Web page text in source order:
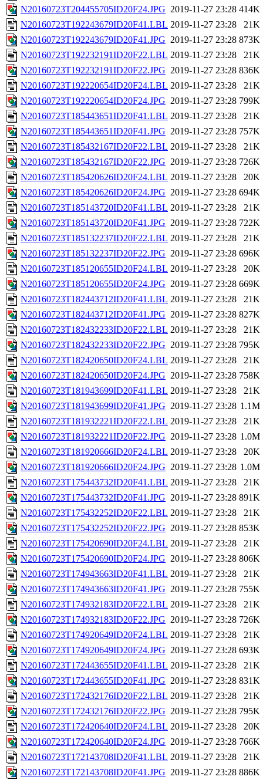
N20160723T204455705ID20F24.JPG 2019-11-27 23:28 414K
N20160723T192243679ID20F41.LBL 2019-11-27 23:28
21K
N20160723T192243679ID20F41.JPG 2019-11-27 23:28 873K
N20160723T192232191ID20F22.LBL 2019-11-27 23:28
21K
N20160723T192232191ID20F22.JPG 2019-11-27 23:28 836K
N20160723T192220654ID20F24.LBL 2019-11-27 23:28
21K
N20160723T192220654ID20F24.JPG 2019-11-27 23:28 799K
N20160723T185443651ID20F41.LBL 2019-11-27 23:28
21K
N20160723T185443651ID20F41.JPG 2019-11-27 23:28 757K
N20160723T185432167ID20F22.LBL 2019-11-27 23:28
21K
N20160723T185432167ID20F22.JPG 2019-11-27 23:28 726K
N20160723T185420626ID20F24.LBL 2019-11-27 23:28
20K
N20160723T185420626ID20F24.JPG 2019-11-27 23:28 694K
N20160723T185143720ID20F41.LBL 2019-11-27 23:28
21K
N20160723T185143720ID20F41.JPG 2019-11-27 23:28 722K
N20160723T185132237ID20F22.LBL 2019-11-27 23:28
21K
N20160723T185132237ID20F22.JPG 2019-11-27 23:28 696K
N20160723T185120655ID20F24.LBL 2019-11-27 23:28
20K
N20160723T185120655ID20F24.JPG 2019-11-27 23:28 669K
N20160723T182443712ID20F41.LBL 2019-11-27 23:28
21K
N20160723T182443712ID20F41.JPG 2019-11-27 23:28 827K
N20160723T182432233ID20F22.LBL 2019-11-27 23:28
21K
N20160723T182432233ID20F22.JPG 2019-11-27 23:28 795K
N20160723T182420650ID20F24.LBL 2019-11-27 23:28
21K
N20160723T182420650ID20F24.JPG 2019-11-27 23:28 758K
N20160723T181943699ID20F41.LBL 2019-11-27 23:28
21K
N20160723T181943699ID20F41.JPG 2019-11-27 23:28 1.1M
N20160723T181932221ID20F22.LBL 2019-11-27 23:28
21K
N20160723T181932221ID20F22.JPG 2019-11-27 23:28 1.0M
N20160723T181920666ID20F24.LBL 2019-11-27 23:28
20K
N20160723T181920666ID20F24.JPG 2019-11-27 23:28 1.0M
N20160723T175443732ID20F41.LBL 2019-11-27 23:28
21K
N20160723T175443732ID20F41.JPG 2019-11-27 23:28 891K
N20160723T175432252ID20F22.LBL 2019-11-27 23:28
21K
N20160723T175432252ID20F22.JPG 2019-11-27 23:28 853K
N20160723T175420690ID20F24.LBL 2019-11-27 23:28
21K
N20160723T175420690ID20F24.JPG 2019-11-27 23:28 806K
N20160723T174943663ID20F41.LBL 2019-11-27 23:28
21K
N20160723T174943663ID20F41.JPG 2019-11-27 23:28 755K
N20160723T174932183ID20F22.LBL 2019-11-27 23:28
21K
N20160723T174932183ID20F22.JPG 2019-11-27 23:28 726K
N20160723T174920649ID20F24.LBL 2019-11-27 23:28
21K
N20160723T174920649ID20F24.JPG 2019-11-27 23:28 693K
N20160723T172443655ID20F41.LBL 2019-11-27 23:28
21K
N20160723T172443655ID20F41.JPG 2019-11-27 23:28 831K
N20160723T172432176ID20F22.LBL 2019-11-27 23:28
21K
N20160723T172432176ID20F22.JPG 2019-11-27 23:28 795K
N20160723T172420640ID20F24.LBL 2019-11-27 23:28
20K
N20160723T172420640ID20F24.JPG 2019-11-27 23:28 766K
N20160723T172143708ID20F41.LBL 2019-11-27 23:28
21K
N20160723T172143708ID20F41.JPG 2019-11-27 23:28 886K